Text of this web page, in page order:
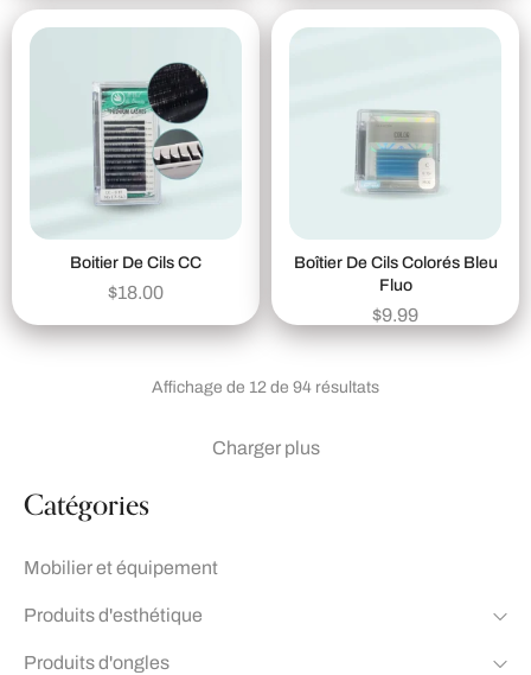
Catégories
Mobilier et équipement
Produits d'esthétique
Produits d'ongles
Boitier De Cils CC
$18.00
Boîtier De Cils Colorés Bleu
Fluo
$9.99
Affichage de 12 de 94 résultats
Charger plus